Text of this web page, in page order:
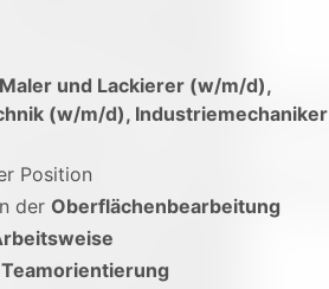
Maler und Lackierer (w/m/d),
(w/m/d), Industriemechaniker
Position
der Oberflächenbearbeitung
Teamorientierung